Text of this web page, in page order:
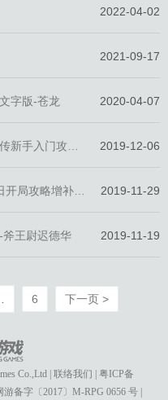
2022-04-02
2021-09-17
字版-苍龙 2020-04-07
2019-12-06
2019-11-29
斧王尉迟德华 2019-11-19
6 下一页 >
Co.,Ltd 联络我们
粤ICP备
游备字〔2017〕M-RPG 0656 号